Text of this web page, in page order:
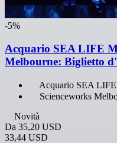
-5%
Acquario SEA LIFE
Melbourne: Biglietto
Acquario SEA
Scienceworks
Novità
Da 35,20 USD
33,44 USD